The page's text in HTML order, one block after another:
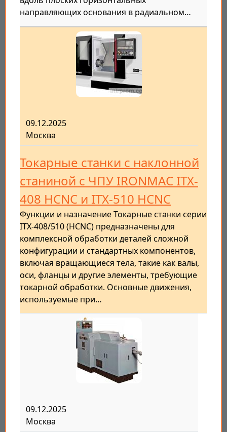
направляющих основания в радиальном…
09.12.2025
Москва
Токарные станки с наклонной
станиной с ЧПУ IRONMAC ITX-
408 HCNC и ITX-510 HCNC
Функции и назначение Токарные станки серии
ITX-408/510 (HCNC) предназначены для
комплексной обработки деталей сложной
конфигурации и стандартных компонентов,
включая вращающиеся тела, такие как валы,
оси, фланцы и другие элементы, требующие
токарной обработки. Основные движения,
используемые при…
09.12.2025
Москва